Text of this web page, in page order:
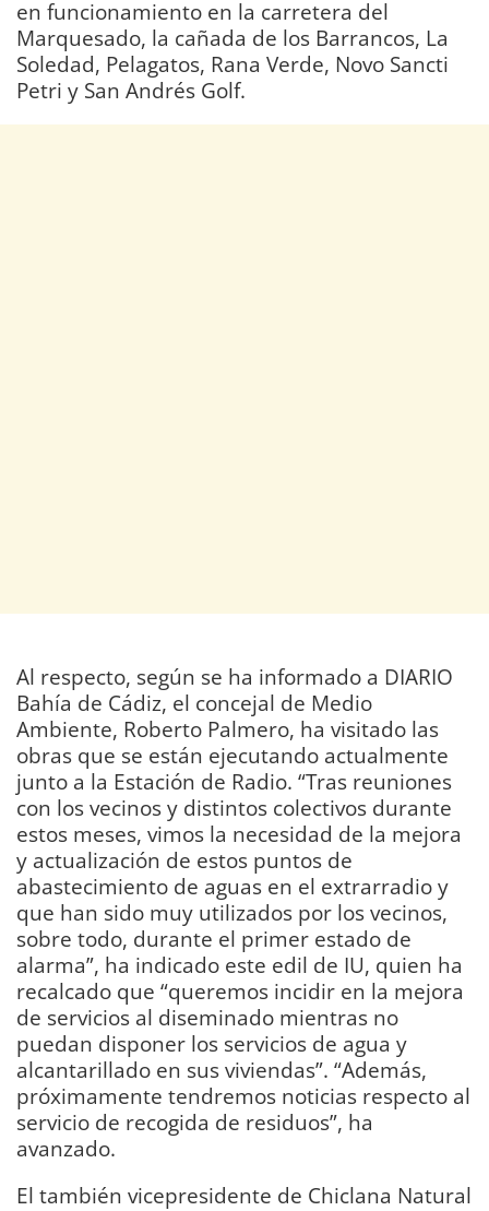
en funcionamiento en la carretera del
Marquesado, la cañada de los Barrancos, La
Soledad, Pelagatos, Rana Verde, Novo Sancti
Petri y San Andrés Golf.
Al respecto, según se ha informado a DIARIO
Bahía de Cádiz, el concejal de Medio
Ambiente, Roberto Palmero, ha visitado las
obras que se están ejecutando actualmente
junto a la Estación de Radio. “Tras reuniones
con los vecinos y distintos colectivos durante
estos meses, vimos la necesidad de la mejora
y actualización de estos puntos de
abastecimiento de aguas en el extrarradio y
que han sido muy utilizados por los vecinos,
sobre todo, durante el primer estado de
alarma”, ha indicado este edil de IU, quien ha
recalcado que “queremos incidir en la mejora
de servicios al diseminado mientras no
puedan disponer los servicios de agua y
alcantarillado en sus viviendas”. “Además,
próximamente tendremos noticias respecto al
servicio de recogida de residuos”, ha
avanzado.
El también vicepresidente de Chiclana Natural